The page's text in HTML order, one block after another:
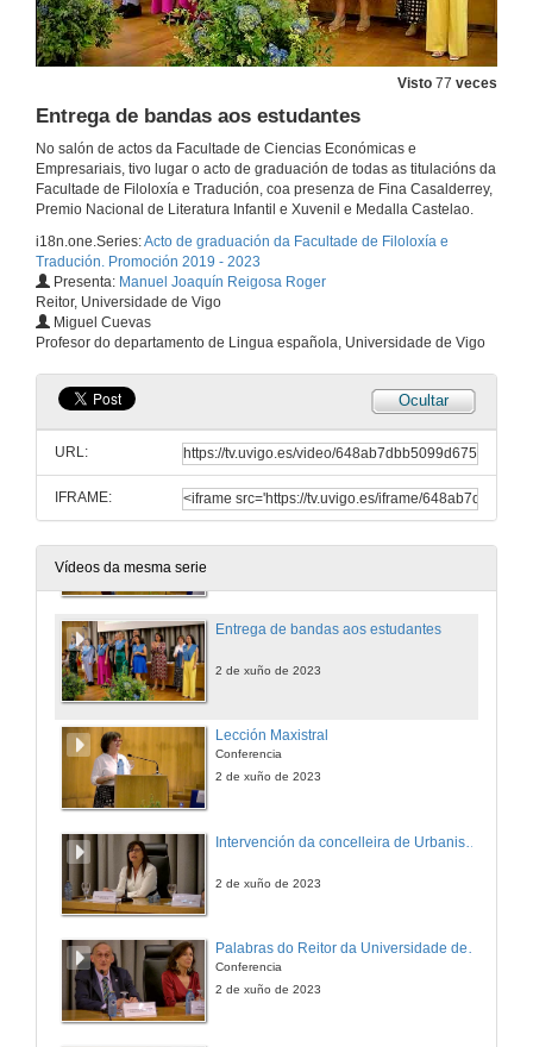
Visto 77 veces
Entrega de bandas aos estudantes
No salón de actos da Facultade de Ciencias Económicas e
Empresariais, tivo lugar o acto de graduación de todas as titulacións da
Facultade de Filoloxía e Tradución, coa presenza de Fina Casalderrey,
Premio Nacional de Literatura Infantil e Xuvenil e Medalla Castelao.
i18n.one.Series:Acto de graduación da Facultade de Filoloxía e
Tradución. Promoción 2019 - 2023
Presenta: Manuel Joaquín Reigosa Roger
Reitor, Universidade de Vigo
Miguel Cuevas
Profesor do departamento de Lingua española, Universidade de Vigo
Ocultar
URL:
IFRAME:
Vídeos da mesma serie
2 de xuño de 2023
Discurso do primeiro padriño do grao en Tradución e Interpretación
2 de xuño de 2023
2 de xuño de 2023
Discurso do segundo padriño do grao en Tradución e Interpretación
2 de xuño de 2023
Intervención do segundo representante dos estudantes de Tradución e Interpretación
Entrega de bandas aos estudantes
2 de xuño de 2023
Lección Maxistral
Conferencia
2 de xuño de 2023
2 de xuño de 2023
Palabras do Reitor da Universidade de Vigo
Conferencia
2 de xuño de 2023